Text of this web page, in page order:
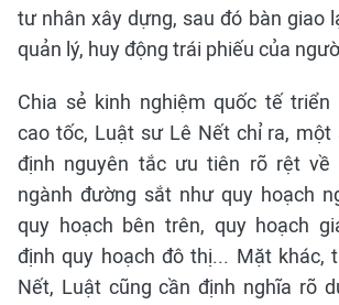
tư nhân xây dựng, sau đó bàn giao
quản lý, huy động trái phiếu của
Chia sẻ kinh nghiệm quốc tế
cao tốc, Luật sư Lê Nết chỉ ra, một
định nguyên tắc ưu tiên rõ rệt về
ngành đường sắt như quy hoạch
quy hoạch bên trên, quy hoạch
định quy hoạch đô thị... Mặt khác,
Nết, Luật cũng cần định nghĩa rõ